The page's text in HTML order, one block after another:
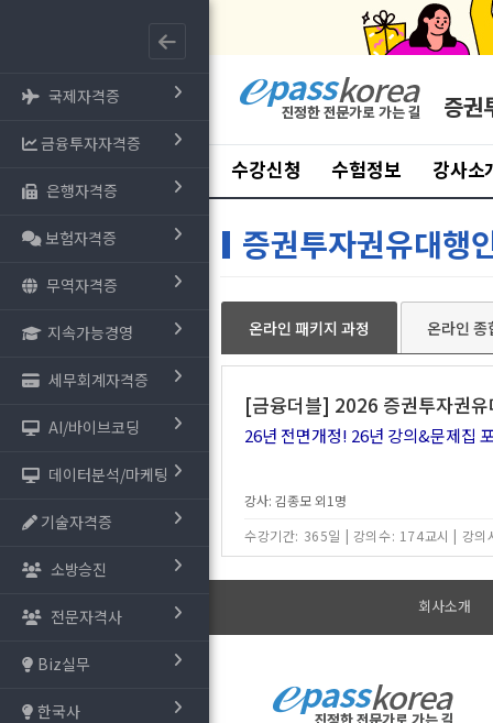
국제자격증
금융투자자격증
은행자격증
보험자격증
무역자격증
지속가능경영
세무회계자격증
AI/바이브코딩
데이터분석/마케팅
기술자격증
소방승진
전문자격사
Biz실무
한국사
증권
수강신청 수험정보 강사소
증권투자권유대행
온라인 패키지 과정 온라인 종
[금융더블] 2026 증권투자권
26년 전면개정! 26년 강의&문제집
강사: 김종모 외1명
수강기간: 365일 | 강의수: 174교시 | 강의
회사소개